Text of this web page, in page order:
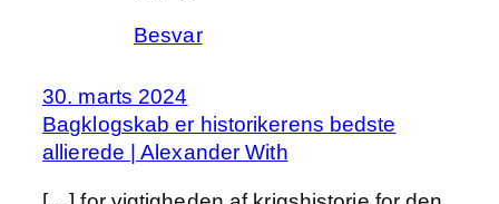
Besvar
30. marts 2024
Bagklogskab er historikerens bedste
allierede | Alexander With